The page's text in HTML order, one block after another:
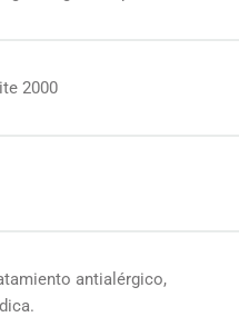
2000
antialérgico,